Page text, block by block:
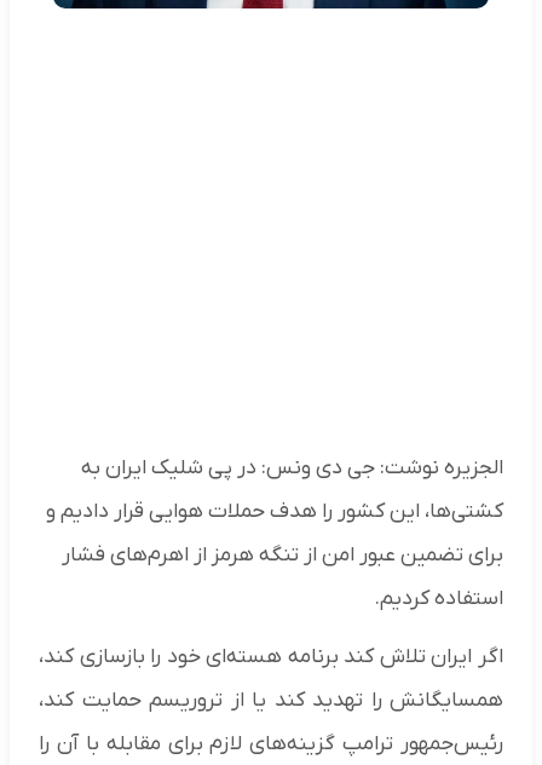
الجزیره نوشت: جی دی ونس: در پی شلیک ایران به
کشتی‌ها، این کشور را هدف حملات هوایی قرار دادیم و
برای تضمین عبور امن از تنگه هرمز از اهرم‌های فشار
استفاده کردیم.
اگر ایران تلاش کند برنامه هسته‌ای خود را بازسازی کند،
همسایگانش را تهدید کند یا از تروریسم حمایت کند،
رئیس‌جمهور ترامپ گزینه‌های لازم برای مقابله با آن را